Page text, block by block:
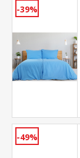
-39%
-49%